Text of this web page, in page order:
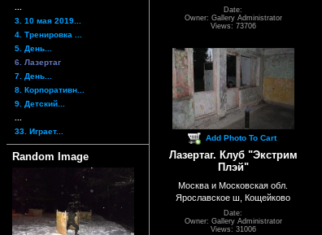
3. 10 мая 2019...
4. Тренировка ...
5. День...
6. Лазертаг
7. День...
8. Корпоративн...
9. Детский...
33. Играет...
Random Image
Date:
Owner: Gallery Administrator
Views: 73706
Add Photo To Cart
Лазертаг. Клуб "Экстрим
Плэй"
Москва и Московская обл.
Ярославское ш, Кощейково
Date:
Owner: Gallery Administrator
Views: 31006